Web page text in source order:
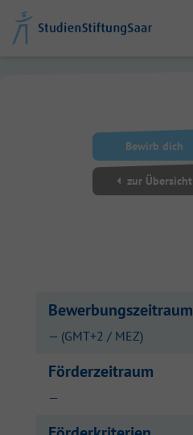
StudienStiftungSaar
Datenschutz
Bewirb dich
zur Übersicht
Bewerbungszeitraum
— (GMT+2 / MEZ)
Förderzeitraum
—